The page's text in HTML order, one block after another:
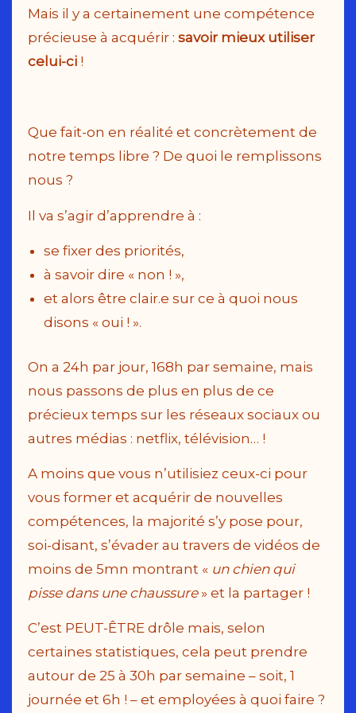
Mais il y a certainement une compétence
précieuse à acquérir : savoir mieux utiliser
celui-ci !
Que fait-on en réalité et concrètement de
notre temps libre ? De quoi le remplissons
nous ?
Il va s’agir d’apprendre à :
se fixer des priorités,
à savoir dire « non ! »,
et alors être clair.e sur ce à quoi nous
disons « oui ! ».
On a 24h par jour, 168h par semaine, mais
nous passons de plus en plus de ce
précieux temps sur les réseaux sociaux ou
autres médias : netflix, télévision… !
A moins que vous n’utilisiez ceux-ci pour
vous former et acquérir de nouvelles
compétences, la majorité s’y pose pour,
soi-disant, s’évader au travers de vidéos de
moins de 5mn montrant « un chien qui
pisse dans une chaussure» et la partager !
C’est PEUT-ÊTRE drôle mais, selon
certaines statistiques, cela peut prendre
autour de 25 à 30h par semaine – soit, 1
journée et 6h ! – et employées à quoi faire ?